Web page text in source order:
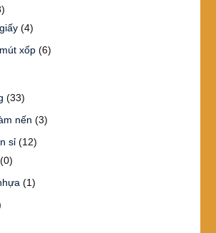
(4)
xốp (6)
(33)
nến (3)
sỉ (12)
(0)
(1)